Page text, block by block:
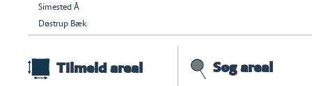
Simested Å
Døstrup Bæk
Tilmeld areal Søg areal